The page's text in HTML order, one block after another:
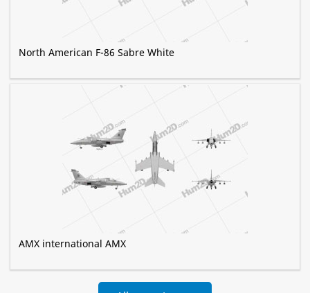
North American F-86 Sabre White
AMX international AMX